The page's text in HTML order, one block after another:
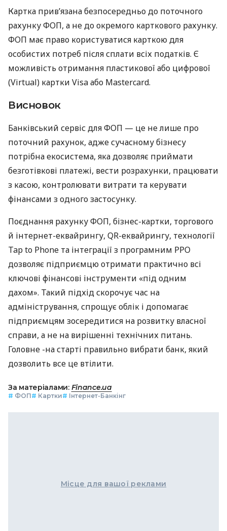
Картка прив’язана безпосередньо до поточного
рахунку ФОП, а не до окремого карткового рахунку.
ФОП має право користуватися карткою для
особистих потреб після сплати всіх податків. Є
можливість отримання пластикової або цифрової
(Virtual) картки Visa або Mastercard.
Висновок
Банківський сервіс для ФОП — це не лише про
поточний рахунок, адже сучасному бізнесу
потрібна екосистема, яка дозволяє приймати
безготівкові платежі, вести розрахунки, працювати
з касою, контролювати витрати та керувати
фінансами з одного застосунку.
Поєднання рахунку ФОП, бізнес-картки, торгового
й інтернет-еквайрингу, QR-еквайрингу, технології
Tap to Phone та інтеграції з програмним РРО
дозволяє підприємцю отримати практично всі
ключові фінансові інструменти «під одним
дахом». Такий підхід скорочує час на
адміністрування, спрощує облік і допомагає
підприємцям зосередитися на розвитку власної
справи, а не на вирішенні технічних питань.
Головне -на старті правильно вибрати банк, який
дозволить все це втілити.
За матеріалами: Finance.ua
# ФОП# Картки# Інтернет-Банкінг
Місце для вашої реклами